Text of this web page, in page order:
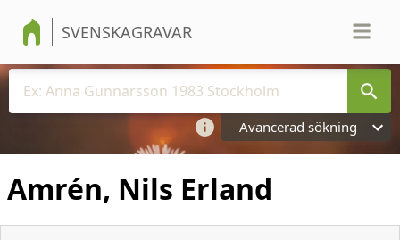
SVENSKAGRAVAR
Avancerad sökning
Amrén, Nils Erland